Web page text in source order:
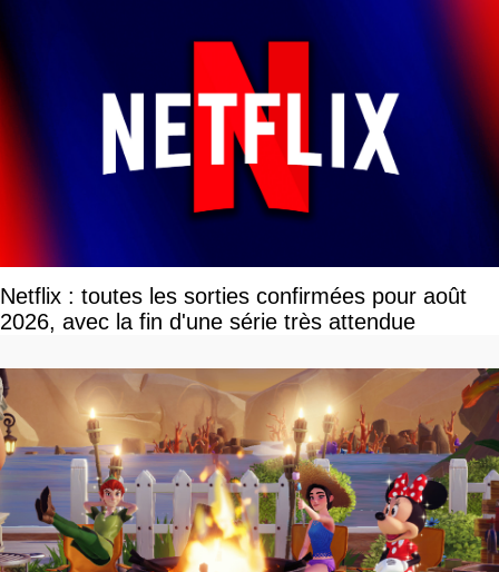
Netflix : toutes les sorties confirmées pour août
2026, avec la fin d'une série très attendue